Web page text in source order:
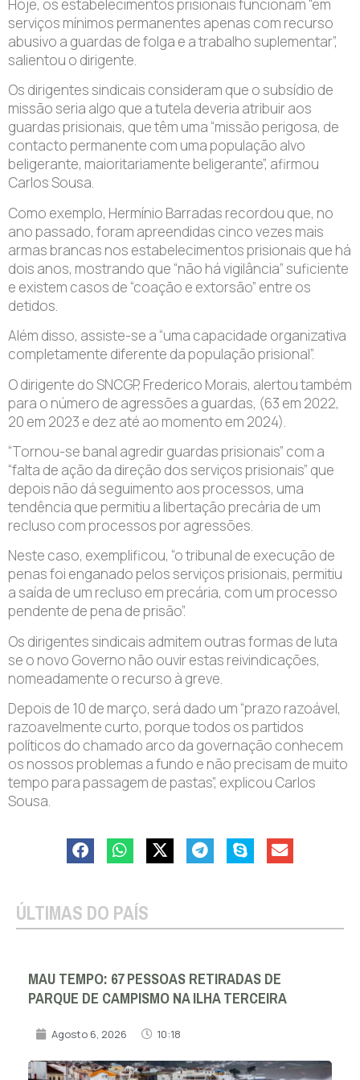
Hoje, os estabelecimentos prisionais funcionam “em
serviços mínimos permanentes apenas com recurso
abusivo a guardas de folga e a trabalho suplementar”,
salientou o dirigente.
Os dirigentes sindicais consideram que o subsídio de
missão seria algo que a tutela deveria atribuir aos
guardas prisionais, que têm uma “missão perigosa, de
contacto permanente com uma população alvo
beligerante, maioritariamente beligerante”, afirmou
Carlos Sousa.
Como exemplo, Hermínio Barradas recordou que, no
ano passado, foram apreendidas cinco vezes mais
armas brancas nos estabelecimentos prisionais que há
dois anos, mostrando que “não há vigilância” suficiente
e existem casos de “coação e extorsão” entre os
detidos.
Além disso, assiste-se a “uma capacidade organizativa
completamente diferente da população prisional”.
O dirigente do SNCGP, Frederico Morais, alertou também
para o número de agressões a guardas, (63 em 2022,
20 em 2023 e dez até ao momento em 2024).
“Tornou-se banal agredir guardas prisionais” com a
“falta de ação da direção dos serviços prisionais” que
depois não dá seguimento aos processos, uma
tendência que permitiu a libertação precária de um
recluso com processos por agressões.
Neste caso, exemplificou, “o tribunal de execução de
penas foi enganado pelos serviços prisionais, permitiu
a saída de um recluso em precária, com um processo
pendente de pena de prisão”.
Os dirigentes sindicais admitem outras formas de luta
se o novo Governo não ouvir estas reivindicações,
nomeadamente o recurso à greve.
Depois de 10 de março, será dado um “prazo razoável,
razoavelmente curto, porque todos os partidos
políticos do chamado arco da governação conhecem
os nossos problemas a fundo e não precisam de muito
tempo para passagem de pastas”, explicou Carlos
Sousa.
ÚLTIMAS DO PAÍS
MAU TEMPO: 67 PESSOAS RETIRADAS DE
PARQUE DE CAMPISMO NA ILHA TERCEIRA
Agosto 6, 2026 10:18